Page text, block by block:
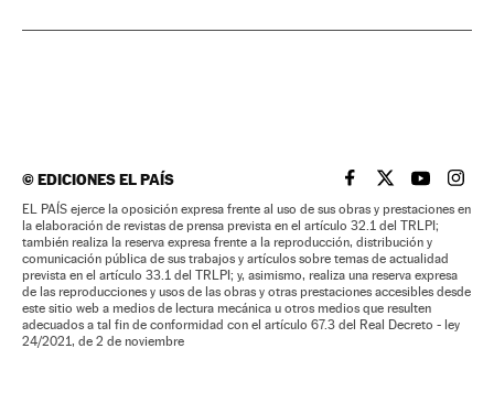
©EDICIONES EL PAÍS EL PAÍS BRASIL EN
EL PAÍSEL PAÍS
EL
EL PAÍS ejerce la oposición expresa frente al uso de sus obras y prestaciones en
la elaboración de revistas de prensa prevista en el artículo 32.1 del TRLPI;
también realiza la reserva expresa frente a la reproducción, distribución y
comunicación pública de sus trabajos y artículos sobre temas de actualidad
prevista en el artículo 33.1 del TRLPI; y, asimismo, realiza una reserva expresa
de las reproducciones y usos de las obras y otras prestaciones accesibles desde
este sitio web a medios de lectura mecánica u otros medios que resulten
adecuados a tal fin de conformidad con el artículo 67.3 del Real Decreto - ley
24/2021, de 2 de noviembre